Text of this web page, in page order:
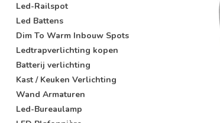
Led-Railspot
Led Battens
Dim To Warm Inbouw Spots
Ledtrapverlichting kopen
Batterij verlichting
Kast / Keuken Verlichting
Wand Armaturen
Led-Bureaulamp